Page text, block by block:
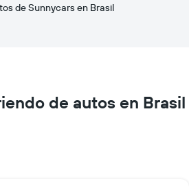
de Sunnycars en Brasil
de autos en Brasil